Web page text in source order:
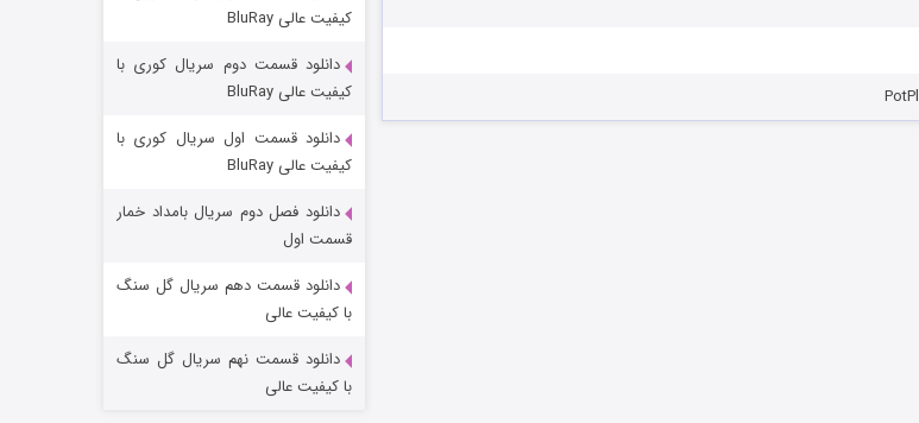
شکست استوارت در نجات جهان
قسمت ۷ (زیرنویس) منتشر شد
کیفیت عالی BluRay
دانلود قسمت دوم سریال کوری با
کیفیت عالی BluRay
دانلود قسمت اول سریال کوری با
کیفیت عالی BluRay
دانلود فصل دوم سریال بامداد خمار
قسمت اول
دانلود قسمت دهم سریال گل سنگ
با کیفیت عالی
دانلود قسمت نهم سریال گل سنگ
با کیفیت عالی